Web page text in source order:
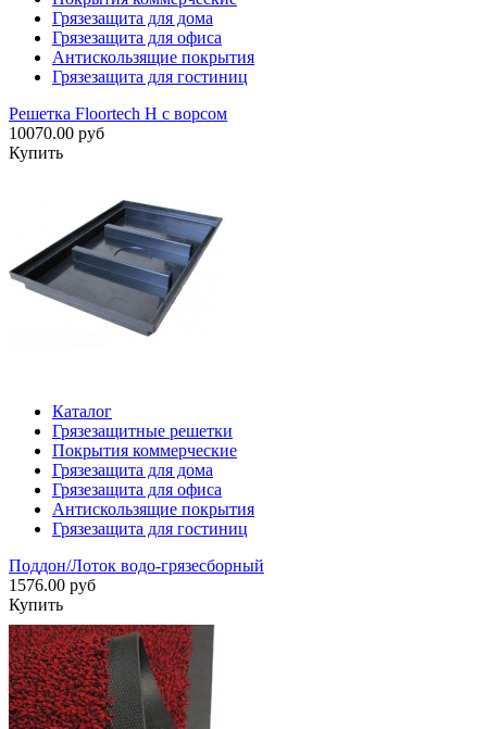
Грязезащита для дома
Грязезащита для офиса
Антискользящие покрытия
Грязезащита для гостиниц
Решетка Floortech H с ворсом
10070.00 руб
Купить
Каталог
Грязезащитные решетки
Покрытия коммерческие
Грязезащита для дома
Грязезащита для офиса
Антискользящие покрытия
Грязезащита для гостиниц
Поддон/Лоток водо-грязесборный
1576.00 руб
Купить